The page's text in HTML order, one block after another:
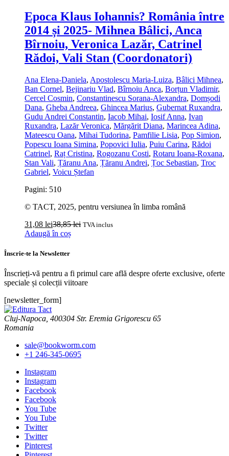
Epoca Klaus Iohannis? România între
2014 și 2025- Mihnea Bâlici, Anca
Bîrnoiu, Veronica Lazăr, Catrinel
Rădoi, Vali Stan (Coordonatori)
Ana Elena-Daniela, Apostolescu Maria-Luiza, Bâlici Mihnea,
Ban Cornel, Bejinariu Vlad, Bîrnoiu Anca, Borțun Vladimir,
Cercel Cosmin, Constantinescu Sorana-Alexandra, Domșodi
Dana, Gheba Andreea, Ghincea Marius, Gubernat Ruxandra,
Gudu Andrei Constantin, Iacob Mihai, Iosif Anna, Ivan
Ruxandra, Lazăr Veronica, Mărgărit Diana, Marincea Adina,
Mateescu Oana, Mihai Tudorina, Pamfilie Lisia, Pop Simion,
Popescu Ioana Simina, Popovici Iulia, Puiu Carina, Rădoi
Catrinel, Raț Cristina, Rogozanu Costi, Rotaru Ioana-Roxana,
Stan Vali, Țăranu Ana, Țăranu Andrei, Țoc Sebastian, Troc
Gabriel, Voicu Ștefan
Pagini: 510
© TACT, 2025, pentru versiunea în limba română
31,08 lei38,85lei TVA inclus
Adaugă în coș
Înscrie-te la Newsletter
Înscrieți-vă pentru a fi primul care află despre oferte exclusive, oferte
speciale și colecții viitoare
[newsletter_form]
Cluj-Napoca, 400304 Str. Eremia Grigorescu 65
Romania
sale@bookworm.com
+1 246-345-0695
Instagram
Instagram
Facebook
Facebook
You Tube
You Tube
Twitter
Twitter
Pinterest